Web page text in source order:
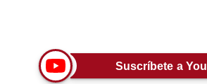
Moda
Estilos
Suscríbete a